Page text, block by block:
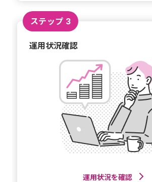
ステップ 3
運用状況確認
運用状況を確認